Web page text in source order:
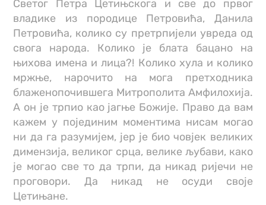
Светог Петра Цетињскога и све до првог
владике из породице Петровића, Данила
Петровића, колико су претрпијели увреда од
свога народа. Колико је блата бацано на
њихова имена и лица?! Колико хула и колико
мржње, нарочито на мога претходника
блаженопочившега Митрополита Амфилохија.
А он је трпио као јагње Божије. Право да вам
кажем у појединим моментима нисам могао
ни да га разумијем, јер је био човјек великих
димензија, великог срца, велике љубави, како
је могао све то да трпи, да никад ријечи не
проговори. Да никад не осуди своје
Цетињане.